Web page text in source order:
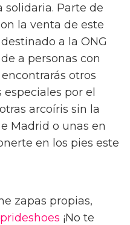
Parte de
la venta de este
a la ONG
a personas con
otros
por el
arcoíris sin la
Madrid o unas en
en los pies este
zapas propias,
¡No te